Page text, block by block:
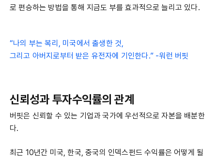
로 편승하는 방법을 통해 지금도 부를 효과적으로 늘리고 있다.
“나의 부는 복리, 미국에서 출생한 것,
그리고 아버지로부터 받은 유전자에 기인한다.” -워런 버핏
신뢰성과 투자수익률의 관계
버핏은 신뢰할 수 있는 기업과 국가에 우선적으로 자본을 배분한
다.
최근 10년간 미국, 한국, 중국의 인덱스펀드 수익률은 어떻게 될